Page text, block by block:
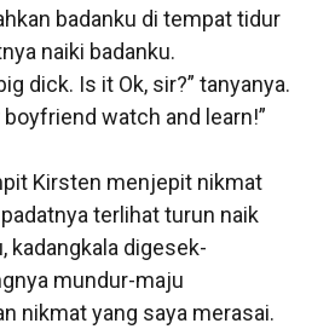
badanku di tempat tidur
naiki badanku.
dick. Is it Ok, sir?” tanyanya.
boyfriend watch and learn!”
Kirsten menjepit nikmat
terlihat turun naik
kadangkala digesek-
mundur-maju
nikmat yang saya merasai.